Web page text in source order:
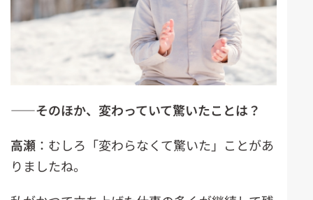
――そのほか、変わっていて驚いたことは？
高瀬 ：むしろ「変わらなくて驚いた」ことがあ
りましたね。